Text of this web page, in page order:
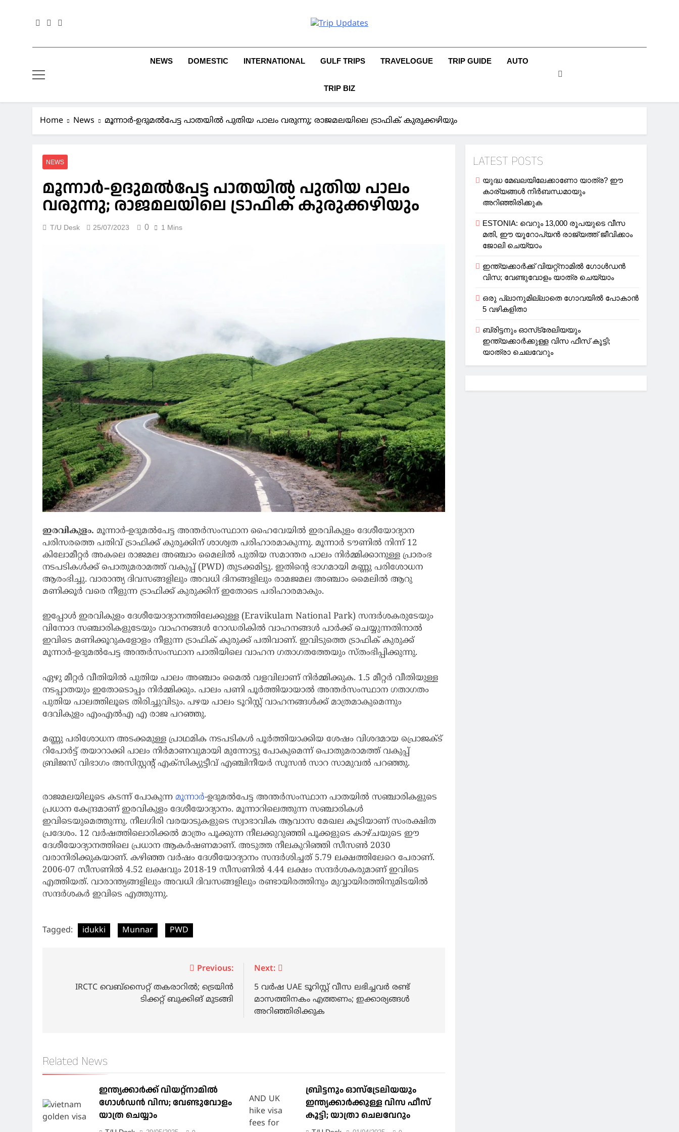
Trip Updates
NEWS DOMESTIC INTERNATIONAL GULF TRIPS TRAVELOGUE TRIP GUIDE AUTO
TRIP BIZ
Home News മൂന്നാര്‍-ഉദുമല്‍പേട്ട പാതയില്‍ പുതിയ പാലം വരുന്നു; രാജമലയിലെ ട്രാഫിക് കുരുക്കഴിയും
NEWS
മൂന്നാര്‍-ഉദുമല്‍പേട്ട പാതയില്‍ പുതിയ പാലം
വരുന്നു; രാജമലയിലെ ട്രാഫിക് കുരുക്കഴിയും
T/U Desk 25/07/2023 0 1 Mins
ഇരവികുളം. മൂന്നാര്‍-ഉദുമല്‍പേട്ട അന്തര്‍സംസ്ഥാന ഹൈവേയില്‍ ഇരവികുളം ദേശീയോദ്യാന
പരിസരത്തെ പതിവ് ട്രാഫിക്ക് കുരുക്കിന് ശാശ്വത പരിഹാരമാകുന്നു. മൂന്നാര്‍ ടൗണില്‍ നിന്ന് 12
കിലോമീറ്റര്‍ അകലെ രാജമല അഞ്ചാം മൈലില്‍ പുതിയ സമാന്തര പാലം നിര്‍മ്മിക്കാനുള്ള പ്രാരംഭ
നടപടികള്‍ക്ക് പൊതുമരാമത്ത് വകുപ്പ് (PWD) തുടക്കമിട്ടു. ഇതിന്റെ ഭാഗമായി മണ്ണു പരിശോധന
ആരംഭിച്ചു. വാരാന്ത്യ ദിവസങ്ങളിലും അവധി ദിനങ്ങളിലും രാമജമല അഞ്ചാം മൈലില്‍ ആറു
മണിക്കൂര്‍ വരെ നീളുന്ന ട്രാഫിക്ക് കുരുക്കിന് ഇതോടെ പരിഹാരമാകും.
ഇപ്പോൾ ഇരവികുളം ദേശീയോദ്യാനത്തിലേക്കുള്ള (Eravikulam National Park) സന്ദര്‍ശകരുടേയും
വിനോദ സഞ്ചാരികളുടേയും വാഹനങ്ങള്‍ റോഡരികില്‍ വാഹനങ്ങള്‍ പാര്‍ക്ക് ചെയ്യുന്നതിനാല്‍
ഇവിടെ മണിക്കൂറുകളോളം നീളുന്ന ട്രാഫിക് കുരുക്ക് പതിവാണ്. ഇവിടുത്തെ ട്രാഫിക് കുരുക്ക്
മൂന്നാര്‍-ഉദുമല്‍പേട്ട അന്തര്‍സംസ്ഥാന പാതിയിലെ വാഹന ഗതാഗതത്തേയും സ്തംഭിപ്പിക്കുന്നു.
ഏഴു മീറ്റര്‍ വീതിയില്‍ പുതിയ പാലം അഞ്ചാം മൈല്‍ വളവിലാണ് നിര്‍മ്മിക്കുക. 1.5 മീറ്റര്‍ വീതിയുള്ള
നടപ്പാതയും ഇതോടൊപ്പം നിര്‍മ്മിക്കും. പാലം പണി പൂര്‍ത്തിയായാല്‍ അന്തര്‍സംസ്ഥാന ഗതാഗതം
പുതിയ പാലത്തിലൂടെ തിരിച്ചുവിടും. പഴയ പാലം ടൂറിസ്റ്റ് വാഹനങ്ങള്‍ക്ക് മാത്രമാകുമെന്നും
ദേവികുളം എംഎല്‍എ എ രാജ പറഞ്ഞു.
മണ്ണു പരിശോധന അടക്കമുള്ള പ്രാഥമിക നടപടികള്‍ പൂര്‍ത്തിയാക്കിയ ശേഷം വിശദമായ പ്രൊജക്ട്
റിപോര്‍ട്ട് തയാറാക്കി പാലം നിര്‍മാണവുമായി മുന്നോട്ടു പോകുമെന്ന് പൊതുമരാമത്ത് വകുപ്പ്
ബ്രിജസ് വിഭാഗം അസിസ്റ്റന്റ് എക്‌സിക്യുട്ടീവ് എഞ്ചിനീയര്‍ സൂസന്‍ സാറ സാമുവല്‍ പറഞ്ഞു.
രാജമലയിലൂടെ കടന്ന് പോകുന്ന മൂന്നാര്‍-ഉദുമല്‍പേട്ട അന്തര്‍സംസ്ഥാന പാതയില്‍ സഞ്ചാരികളുടെ
പ്രധാന കേന്ദ്രമാണ് ഇരവികുളം ദേശീയോദ്യാനം. മൂന്നാറിലെത്തുന്ന സഞ്ചാരികള്‍
ഇവിടെയുമെത്തുന്നു. നീലഗിരി വരയാടുകളുടെ സ്വാഭാവിക ആവാസ മേഖല കൂടിയാണ് സംരക്ഷിത
പ്രദേശം. 12 വര്‍ഷത്തിലൊരിക്കല്‍ മാത്രം പൂക്കുന്ന നീലക്കുറുഞ്ഞി പൂക്കളുടെ കാഴ്ചയുടെ ഈ
ദേശീയോദ്യാനത്തിലെ പ്രധാന ആകര്‍ഷണമാണ്. അടുത്ത നീലകുറിഞ്ഞി സീസണ്‍ 2030
വരാനിരിക്കുകയാണ്. കഴിഞ്ഞ വര്‍ഷം ദേശീയോദ്യാനം സന്ദര്‍ശിച്ചത് 5.79 ലക്ഷത്തിലേറെ പേരാണ്.
2006-07 സീസണില്‍ 4.52 ലക്ഷവും 2018-19 സീസണില്‍ 4.44 ലക്ഷം സന്ദര്‍ശകരുമാണ് ഇവിടെ
എത്തിയത്. വാരാന്ത്യങ്ങളിലും അവധി ദിവസങ്ങളിലും രണ്ടായിരത്തിനും മുവ്വായിരത്തിനുമിടയില്‍
സന്ദര്‍ശകര്‍ ഇവിടെ എത്തുന്നു.
Tagged: idukki Munnar PWD
navigation
Previous:
IRCTC വെബ്‌സൈറ്റ് തകരാറില്‍; ട്രെയിന്‍
ടിക്കറ്റ് ബുക്കിങ് മുടങ്ങി
Next:
5 വര്‍ഷ UAE ടൂറിസ്റ്റ് വീസ ലഭിച്ചവര്‍ രണ്ട്
മാസത്തിനകം എത്തണം; ഇക്കാര്യങ്ങള്‍
അറിഞ്ഞിരിക്കുക
Related News
ഇന്ത്യക്കാർക്ക് വിയറ്റ്‌നാമില്‍
ഗോള്‍ഡന്‍ വിസ; വേണ്ടുവോളം
യാത്ര ചെയ്യാം
ബ്രിട്ടനും ഓസ്‌ട്രേലിയയും
ഇന്ത്യക്കാര്‍ക്കുള്ള വിസ ഫീസ്
കൂട്ടി; യാത്രാ ചെലവേറും
LATEST POSTS
യുദ്ധ മേഖലയിലേക്കാണോ യാത്ര? ഈ
കാര്യങ്ങള്‍ നിര്‍ബന്ധമായും
അറിഞ്ഞിരിക്കുക
ESTONIA: വെറും 13,000 രൂപയുടെ വീസ
മതി, ഈ യൂറോപ്യന്‍ രാജ്യത്ത് ജീവിക്കാം
ജോലി ചെയ്യാം
ഇന്ത്യക്കാർക്ക് വിയറ്റ്‌നാമില്‍ ഗോള്‍ഡന്‍
വിസ; വേണ്ടുവോളം യാത്ര ചെയ്യാം
ഒരു പ്ലാനുമില്ലാതെ ഗോവയില്‍ പോകാൻ
5 വഴികളിതാ
ബ്രിട്ടനും ഓസ്‌ട്രേലിയയും
ഇന്ത്യക്കാര്‍ക്കുള്ള വിസ ഫീസ് കൂട്ടി;
യാത്രാ ചെലവേറും